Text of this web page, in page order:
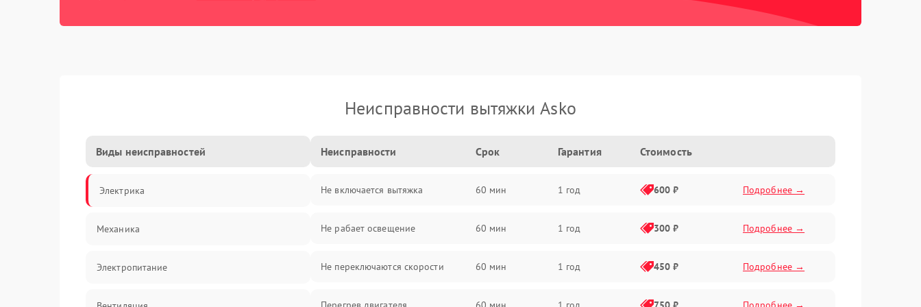
Неисправности вытяжки Asko
Виды неисправностей
Электрика
Механика
Электропитание
Неисправности Срок Гарантия Стоимость
Не включается вытяжка 60 мин 1 год 600 ₽ Подробнее →
Не рабает освещение 60 мин 1 год 300 ₽ Подробнее →
Не переключаются скорости 60 мин 1 год 450 ₽ Подробнее →